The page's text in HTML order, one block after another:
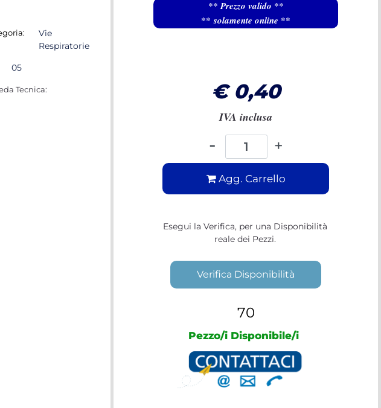
Vie
Respiratorie
05
Tecnica:
** Prezzo valido **
** solamente online **
€ 0,40
IVA inclusa
Quantità
Agg. Carrello
Esegui la Verifica, per una Disponibilità
reale dei Pezzi.
Verifica Disponibilità
70
Pezzo/i Disponibile/i